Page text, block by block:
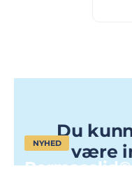
Du
være
NYHED
Permasolid®